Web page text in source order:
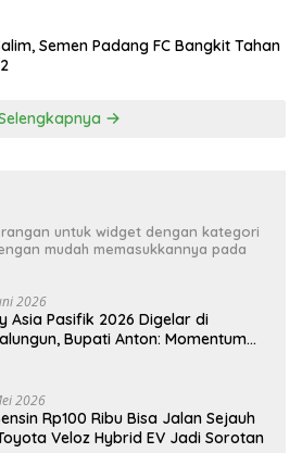
Semen Padang FC Bangkit Tahan
untuk widget dengan kategori
mudah memasukkannya pada
2026
Asia Pasifik 2026 Digelar di
Bupati Anton: Momentum
2026
Rp100 Ribu Bisa Jalan Sejauh
Veloz Hybrid EV Jadi Sorotan